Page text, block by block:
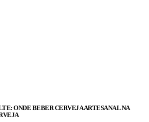
ONDE BEBER CERVEJA ARTESANAL NA